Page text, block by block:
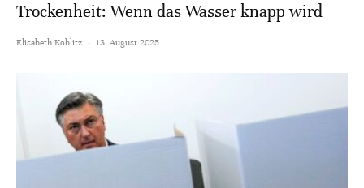
Trockenheit: Wenn das Wasser knapp wird
Elisabeth Koblitz · 13. August 2025